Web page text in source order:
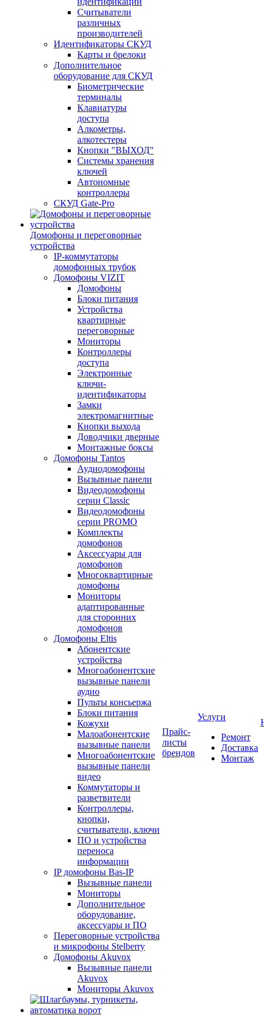
Считыватели
различных
производителей
Идентификаторы СКУД
Карты и брелоки
Дополнительное
оборудование для СКУД
Биометрические
терминалы
Клавиатуры
доступа
Алкометры,
алкотестеры
Кнопки "ВЫХОД"
Системы хранения
ключей
Автономные
контроллеры
СКУД Gate-Pro
Домофоны и переговорные
устройства
IP-коммутаторы
домофонных трубок
Домофоны VIZIT
Домофоны
Блоки питания
Устройства
квартирные
переговорные
Мониторы
Контроллеры
доступа
Электронные
ключи-
идентификаторы
Замки
электромагнитные
Кнопки выхода
Доводчики дверные
Монтажные боксы
Домофоны Tantos
Аудиодомофоны
Вызывные панели
Видеодомофоны
серии Classic
Видеодомофоны
серии PROMO
Комплекты
домофонов
Аксессуары для
домофонов
Многоквартирные
домофоны
Мониторы
адаптированные
для сторонних
домофонов
Домофоны Eltis
Абонентские
устройства
Многоабонентские
вызывные панели
аудио
Пульты консьержа
Блоки питания
Кожухи
Малоабонентские
вызывные панели
Многоабонентские
вызывные панели
видео
Коммутаторы и
разветвители
Контроллеры,
кнопки,
считыватели, ключи
ПО и устройства
переноса
информации
IP домофоны Bas-IP
Вызывные панели
Мониторы
Дополнительное
оборудование,
аксессуары и ПО
Переговорные устройства
и микрофоны Stelberry
Домофоны Akuvox
Вызывные панели
Akuvox
Мониторы Akuvox
Прайс-
листы
брендов
Услуги
Ремонт
Доставка
Монтаж